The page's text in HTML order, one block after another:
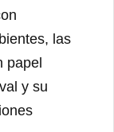
las
papel
y su